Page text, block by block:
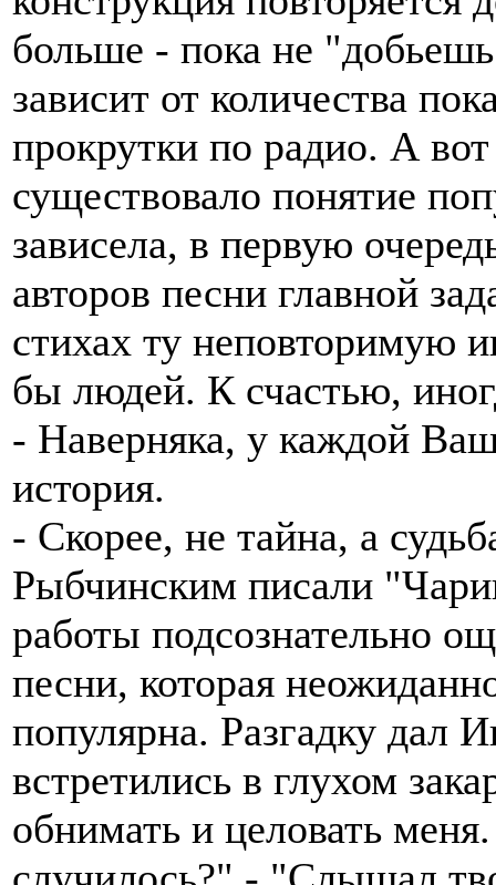
больше - пока не
зависит от количества
прокрутки по радио. А
существовало понятие
зависела, в первую
авторов песни главной
стихах ту неповторимую
бы людей. К счастью,
- Наверняка, у каждой
история.
- Скорее, не тайна, а
Рыбчинским писали
работы подсознательно
песни, которая
популярна. Разгадку дал
встретились в глухом
обнимать и целовать